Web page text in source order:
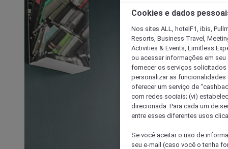
Cookies e dados
Nos sites ALL, hotelF1, ibis,
Resorts, Business Travel,
Activities & Events, Limitless
ou acessar informações em
fornecer os serviços solicitados
personalizar as
oferecer um serviço de
com redes sociais; (vi)
direcionada. Para cada um de
entre esses diferentes usos
Se você aceitar o uso de
seu e-mail (caso você o tenha